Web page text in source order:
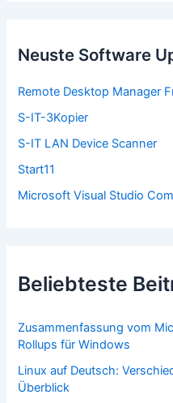
n
h
:
Neuste Software
Remote Desktop Manager
S-IT-3Kopier
S-IT LAN Device Scanner
Start11
Microsoft Visual Studio
Beliebteste
Zusammenfassung vom
Rollups für Windows
Linux auf Deutsch:
Überblick